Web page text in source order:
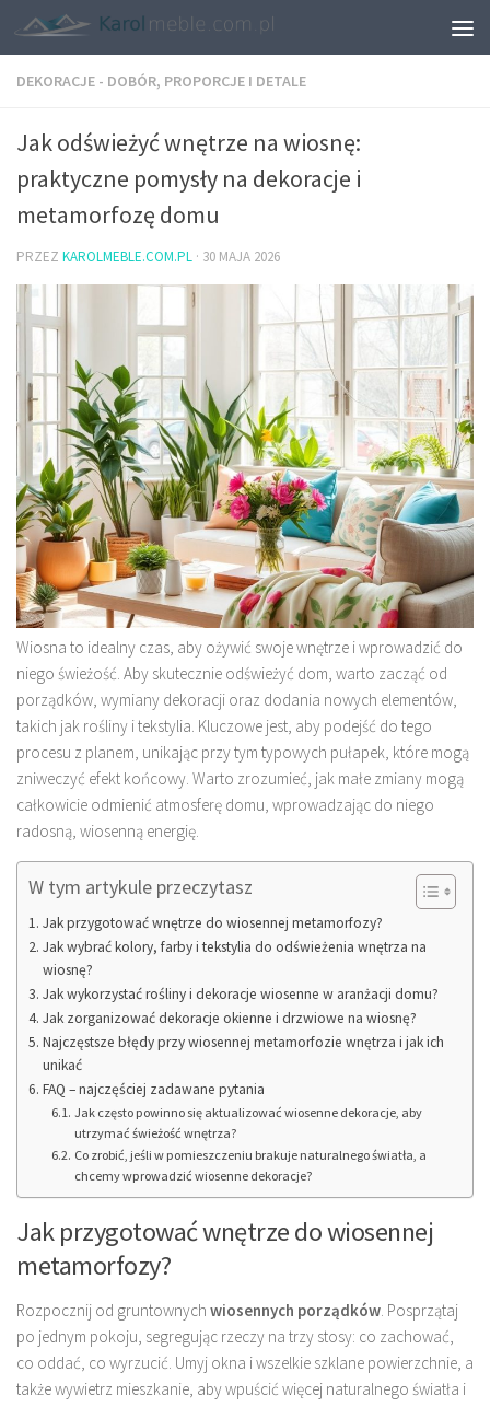
DEKORACJE - DOBÓR, PROPORCJE I DETALE
Jak odświeżyć wnętrze na wiosnę:
praktyczne pomysły na dekoracje i
metamorfozę domu
PRZEZ KAROLMEBLE.COM.PL · 30 MAJA 2026
Wiosna to idealny czas, aby ożywić swoje wnętrze i wprowadzić do
niego świeżość. Aby skutecznie odświeżyć dom, warto zacząć od
porządków, wymiany dekoracji oraz dodania nowych elementów,
takich jak rośliny i tekstylia. Kluczowe jest, aby podejść do tego
procesu z planem, unikając przy tym typowych pułapek, które mogą
zniweczyć efekt końcowy. Warto zrozumieć, jak małe zmiany mogą
całkowicie odmienić atmosferę domu, wprowadzając do niego
radosną, wiosenną energię.
W tym artykule przeczytasz
Jak przygotować wnętrze do wiosennej metamorfozy?
Jak wybrać kolory, farby i tekstylia do odświeżenia wnętrza na
wiosnę?
Jak wykorzystać rośliny i dekoracje wiosenne w aranżacji domu?
Jak zorganizować dekoracje okienne i drzwiowe na wiosnę?
Najczęstsze błędy przy wiosennej metamorfozie wnętrza i jak ich
unikać
FAQ – najczęściej zadawane pytania
Jak często powinno się aktualizować wiosenne dekoracje, aby
utrzymać świeżość wnętrza?
Co zrobić, jeśli w pomieszczeniu brakuje naturalnego światła, a
chcemy wprowadzić wiosenne dekoracje?
Jak przygotować wnętrze do wiosennej
metamorfozy?
Rozpocznij od gruntownych wiosennych porządków . Posprzątaj
po jednym pokoju, segregując rzeczy na trzy stosy: co zachować,
co oddać, co wyrzucić. Umyj okna i wszelkie szklane powierzchnie, a
także wywietrz mieszkanie, aby wpuścić więcej naturalnego światła i